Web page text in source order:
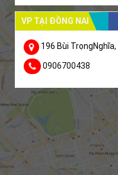
VP TẠI ĐỒNG NAI
196 Bùi
0906700438